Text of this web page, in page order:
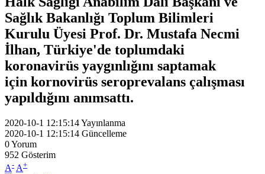
Sağlık Bakanlığı Toplum Bilimleri
Kurulu Üyesi Prof. Dr. Mustafa Necmi
İlhan, Türkiye'de toplumdaki
koronavirüs yaygınlığını saptamak
için kornovirüs seroprevalans çalışması
yapıldığını anımsattı.
2020-10-1 12:15:14Yayınlanma
2020-10-1 12:15:14 Güncelleme
0Yorum
952 Gösterim
A- A+